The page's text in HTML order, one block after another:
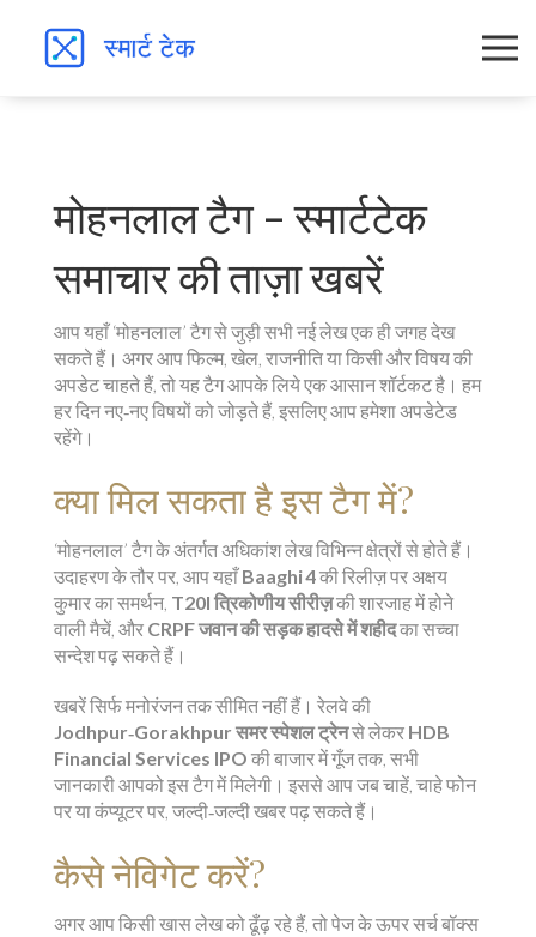
मोहनलाल टैग – स्मार्टटेक
समाचार की ताज़ा खबरें
आप यहाँ ‘मोहनलाल’ टैग से जुड़ी सभी नई लेख एक ही जगह देख
सकते हैं। अगर आप फिल्म, खेल, राजनीति या किसी और विषय की
अपडेट चाहते हैं, तो यह टैग आपके लिये एक आसान शॉर्टकट है। हम
हर दिन नए‑नए विषयों को जोड़ते हैं, इसलिए आप हमेशा अपडेटेड
रहेंगे।
क्या मिल सकता है इस टैग में?
‘मोहनलाल’ टैग के अंतर्गत अधिकांश लेख विभिन्न क्षेत्रों से होते हैं।
उदाहरण के तौर पर, आप यहाँBaaghi 4की रिलीज़ पर अक्षय
कुमार का समर्थन, T20I त्रिकोणीय सीरीज़की शारजाह में होने
वाली मैचें, और CRPF जवान की सड़क हादसे में शहीदका सच्चा
सन्देश पढ़ सकते हैं।
खबरें सिर्फ मनोरंजन तक सीमित नहीं हैं। रेलवे की
Jodhpur‑Gorakhpur समर स्पेशल ट्रेनसे लेकर HDB
Financial Services IPO की बाजार में गूँज तक, सभी
जानकारी आपको इस टैग में मिलेगी। इससे आप जब चाहें, चाहे फोन
पर या कंप्यूटर पर, जल्दी‑जल्दी खबर पढ़ सकते हैं।
कैसे नेविगेट करें?
अगर आप किसी खास लेख को ढूँढ़ रहे हैं, तो पेज के ऊपर सर्च बॉक्स